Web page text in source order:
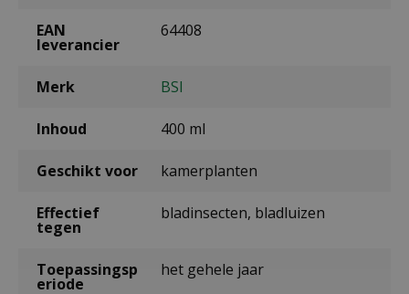
EAN
leverancier
64408
Merk BSI
Inhoud 400 ml
Geschikt voor kamerplanten
Effectief
tegen
bladinsecten, bladluizen
Toepassingsp
eriode
het gehele jaar